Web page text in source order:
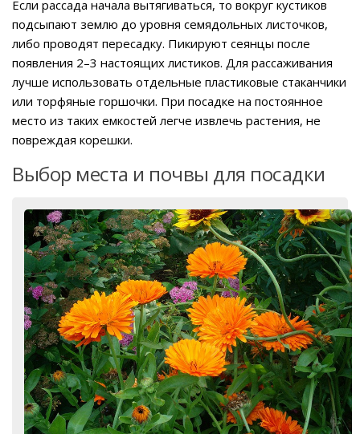
Если рассада начала вытягиваться, то вокруг кустиков
подсыпают землю до уровня семядольных листочков,
либо проводят пересадку. Пикируют сеянцы после
появления 2–3 настоящих листиков. Для рассаживания
лучше использовать отдельные пластиковые стаканчики
или торфяные горшочки. При посадке на постоянное
место из таких емкостей легче извлечь растения, не
повреждая корешки.
Выбор места и почвы для посадки